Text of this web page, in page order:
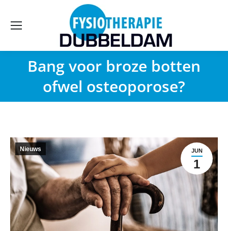
Bang voor broze botten
ofwel osteoporose?
JUN
1
Nieuws